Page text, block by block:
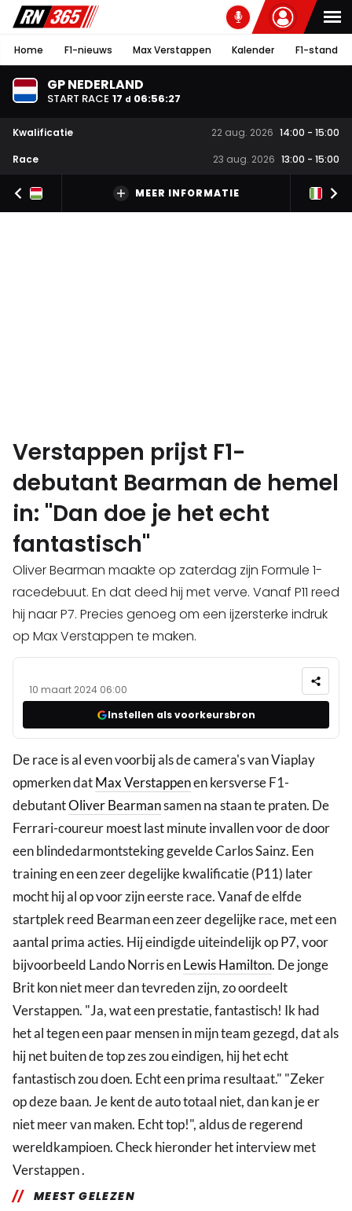
Home F1-nieuws Max Verstappen Kalender F1-stand
GP NEDERLAND
START RACE 17 d 06:56:26
Kwalificatie 22 aug. 2026 14:00 - 15:00
Race
23 aug. 2026 13:00 - 15:00
MEER INFORMATIE
Verstappen prijst F1-
debutant Bearman de hemel
in: "Dan doe je het echt
fantastisch"
Oliver Bearman maakte op zaterdag zijn Formule 1-
racedebuut. En dat deed hij met verve. Vanaf P11 reed
hij naar P7. Precies genoeg om een ijzersterke indruk
op Max Verstappen te maken.
10 maart 2024 06:00
Instellen als voorkeursbron
De race is al even voorbij als de camera's van Viaplay
opmerken datMax Verstappenen kersverse F1-
debutantOliver Bearmansamen na staan te praten. De
Ferrari-coureur moest last minute invallen voor de door
een blindedarmontsteking gevelde Carlos Sainz. Een
training en een zeer degelijke kwalificatie (P11) later
mocht hij al op voor zijn eerste race. Vanaf de elfde
startplek reed Bearman een zeer degelijke race, met een
aantal prima acties. Hij eindigde uiteindelijk op P7, voor
bijvoorbeeld Lando Norris enLewis Hamilton. De jonge
Brit kon niet meer dan tevreden zijn, zo oordeelt
Verstappen. "Ja, wat een prestatie, fantastisch! Ik had
het al tegen een paar mensen in mijn team gezegd, dat als
hij net buiten de top zes zou eindigen, hij het echt
fantastisch zou doen. Echt een prima resultaat." "Zeker
op deze baan. Je kent de auto totaal niet, dan kan je er
niet meer van maken. Echt top!", aldus de regerend
wereldkampioen. Check hieronder het interview met
Verstappen .
MEEST GELEZEN